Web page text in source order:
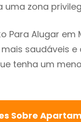
uma zona
Para Alugar
saudáveis
tenha um
Sobre